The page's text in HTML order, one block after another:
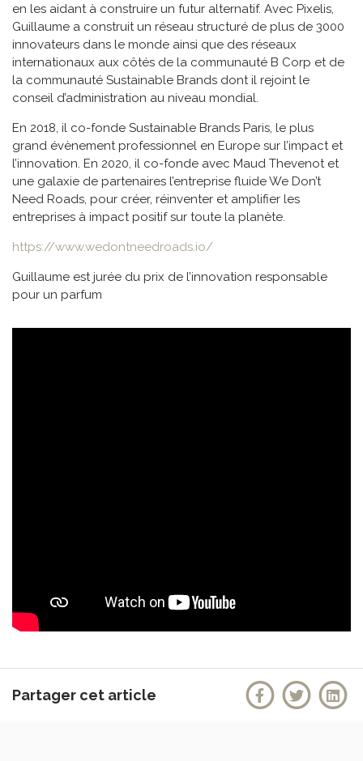
en les aidant à construire un futur alternatif. Avec Pixelis,
Guillaume a construit un réseau structuré de plus de 3000
innovateurs dans le monde ainsi que des réseaux
internationaux aux côtés de la communauté B Corp et de
la communauté Sustainable Brands dont il rejoint le
conseil d’administration au niveau mondial.
En 2018, il co-fonde Sustainable Brands Paris, le plus
grand évènement professionnel en Europe sur l’impact et
l’innovation. En 2020, il co-fonde avec Maud Thevenot et
une galaxie de partenaires l’entreprise fluide We Don’t
Need Roads, pour créer, réinventer et amplifier les
entreprises à impact positif sur toute la planète.
https://www.wedontneedroads.io/
Guillaume est jurée du prix de l’innovation responsable
pour un parfum
Partager cet article